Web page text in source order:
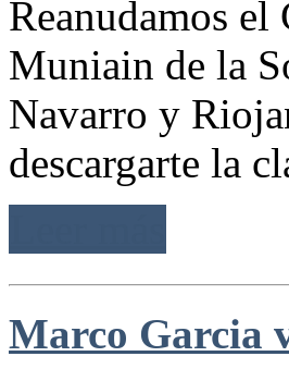
Reanudamos el
Muniain de la
Navarro y
descargarte la
Marco Garcia